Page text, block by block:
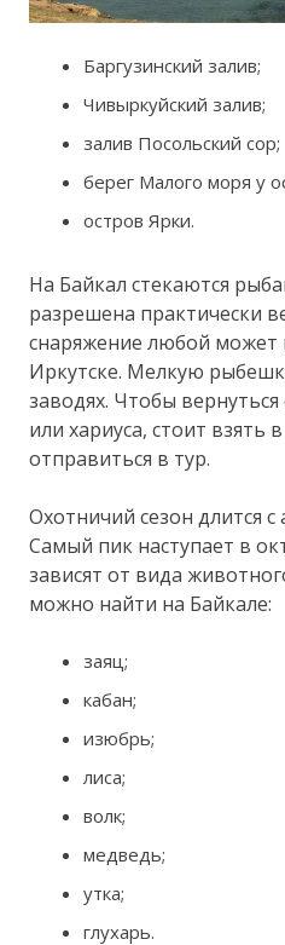
Баргузинский залив;
Чивыркуйский залив;
залив Посольский сор;
берег Малого моря у
остров Ярки.
На Байкал стекаются
разрешена практически
снаряжение любой
Иркутске. Мелкую
заводях. Чтобы
или хариуса, стоит взять
отправиться в тур.
Охотничий сезон длится с
Самый пик наступает в
зависят от вида
можно найти на Байкале:
заяц;
кабан;
изюбрь;
лиса;
волк;
медведь;
утка;
глухарь.